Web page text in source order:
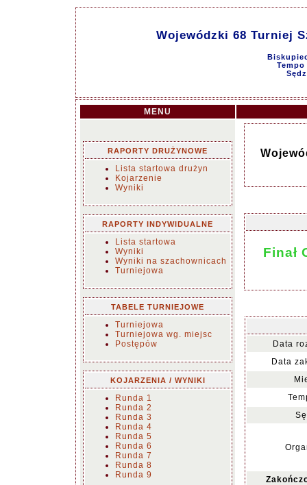
Wojewódzki 68 Turniej
MENU
RAPORTY DRUŻYNOWE
Lista startowa drużyn
Kojarzenie
Wyniki
RAPORTY INDYWIDUALNE
Lista startowa
Wyniki
Wyniki na szachownicach
Turniejowa
TABELE TURNIEJOWE
Turniejowa
Turniejowa wg. miejsc
Postępów
KOJARZENIA / WYNIKI
Runda 1
Runda 2
Runda 3
Runda 4
Runda 5
Runda 6
Runda 7
Runda 8
Runda 9
Finał
Data
Data